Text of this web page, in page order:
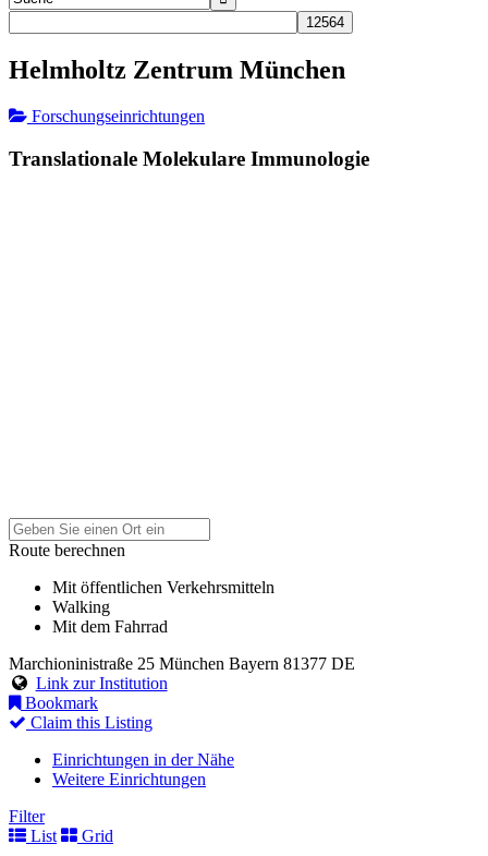
Helmholtz Zentrum München
Forschungseinrichtungen
Translationale Molekulare Immunologie
Route berechnen
Mit öffentlichen Verkehrsmitteln
Walking
Mit dem Fahrrad
Marchioninistraße 25 München Bayern 81377 DE
Link zur Institution
Bookmark
Claim this Listing
Einrichtungen in der Nähe
Weitere Einrichtungen
Filter
List
Grid